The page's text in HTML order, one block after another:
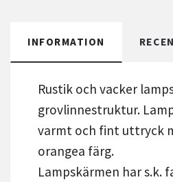
INFORMATION
Rustik och vacker
grovlinnestruktur.
varmt och fint uttryck
orangea färg.
Lampskärmen har s.k.